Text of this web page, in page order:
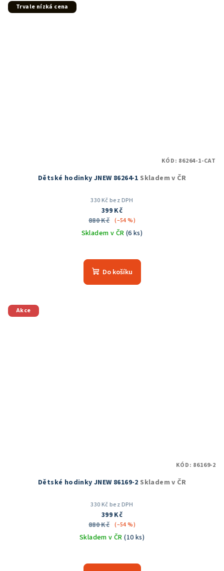
Trvale nízká cena
Dětské hodinky JNEW 86264-1 Skladem v ČR
330 Kč bez DPH
399 Kč
880 Kč (–54 %)
Skladem v ČR (6 ks)
Do košíku
KÓD: 86264-1-CAT
Akce
Dětské hodinky JNEW 86169-2 Skladem v ČR
330 Kč bez DPH
399 Kč
880 Kč (–54 %)
Skladem v ČR(10 ks)
KÓD: 86169-2